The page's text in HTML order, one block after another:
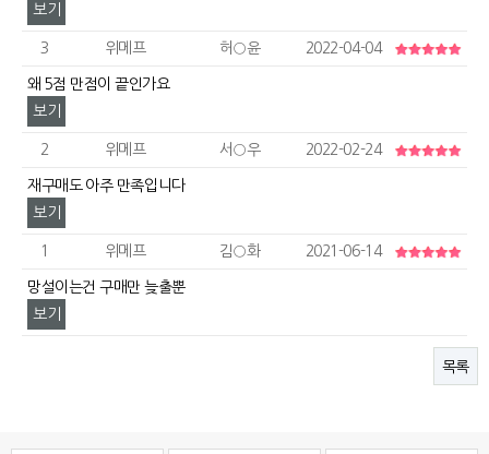
보기
3 위메프 허○윤 2022-04-04
왜 5점 만점이 끝인가요
보기
2 위메프 서○우 2022-02-24
재구매도 아주 만족입니다
보기
1 위메프 김○화 2021-06-14
망설이는건 구매만 늦출뿐
보기
목록